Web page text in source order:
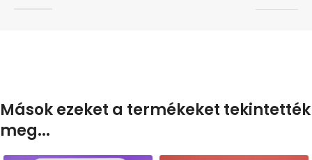
Mások ezeket a termékeket tekintették
meg...